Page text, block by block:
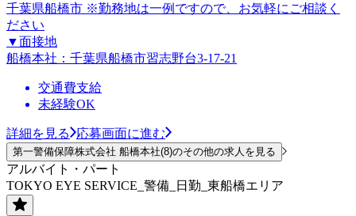
千葉県船橋市 ※勤務地は一例ですので、お気軽にご相談く
ださい
▼面接地
船橋本社：千葉県船橋市習志野台3-17-21
交通費支給
未経験OK
詳細を見る 応募画面に進む
第一警備保障株式会社 船橋本社(8)のその他の求人を見る
アルバイト・パート
TOKYO EYE SERVICE_警備_日勤_東船橋エリア